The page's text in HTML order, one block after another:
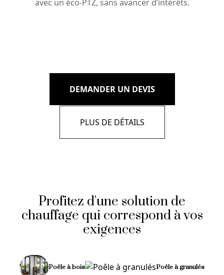
avec un éco-PTZ, sans avancer d’intérêts.
DEMANDER UN DEVIS
PLUS DE DÉTAILS
Profitez d'une solution de
chauffage qui correspond à vos
exigences
Poêle à bois Poêle à granulés